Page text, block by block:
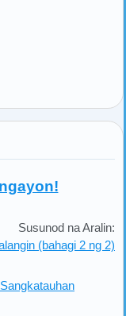
Susunod na Aralin:
(bahagi 2 ng 2)